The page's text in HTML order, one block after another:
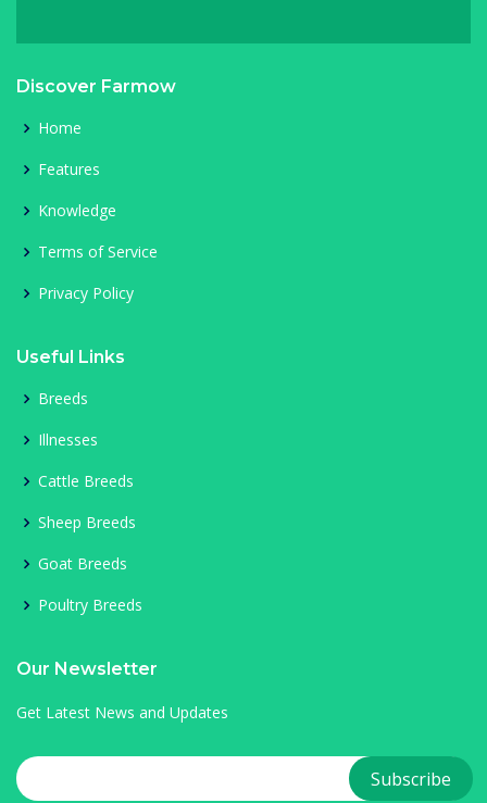
Discover Farmow
Home
Features
Knowledge
Terms of Service
Privacy Policy
Useful Links
Breeds
Illnesses
Cattle Breeds
Sheep Breeds
Goat Breeds
Poultry Breeds
Our Newsletter
Get Latest News and Updates